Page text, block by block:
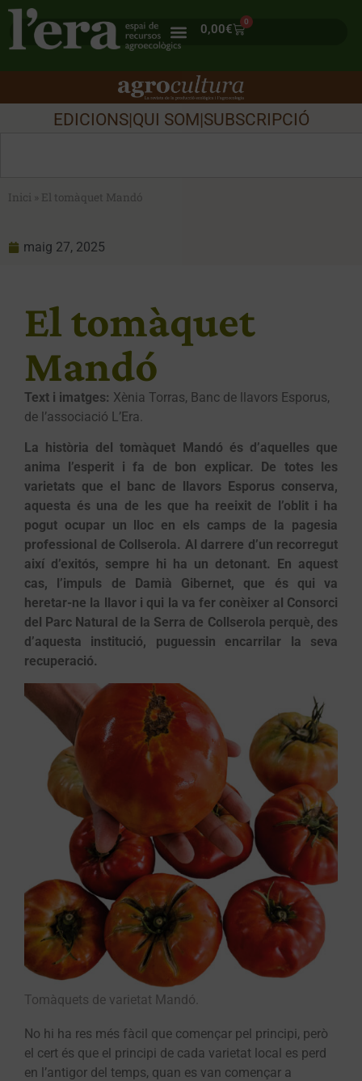
0,00€
0
EDICIONS|QUI SOM|SUBSCRIPCIÓ
Inici » El tomàquet Mandó
maig 27, 2025
El tomàquet
Mandó
Text i imatges: Xènia Torras, Banc de llavors Esporus,
de l’associació L’Era.
La història del tomàquet Mandó és d’aquelles que
anima l’esperit i fa de bon explicar. De totes les
varietats que el banc de llavors Esporus conserva,
aquesta és una de les que ha reeixit de l’oblit i ha
pogut ocupar un lloc en els camps de la pagesia
professional de Collserola. Al darrere d’un recorregut
així d’exitós, sempre hi ha un detonant. En aquest
cas, l’impuls de Damià Gibernet, que és qui va
heretar-ne la llavor i qui la va fer conèixer al Consorci
del Parc Natural de la Serra de Collserola perquè, des
d’aquesta institució, puguessin encarrilar la seva
recuperació.
Tomàquets de varietat Mandó.
No hi ha res més fàcil que començar pel principi, però
el cert és que el principi de cada varietat local es perd
en l’antigor del temps, quan es van començar a